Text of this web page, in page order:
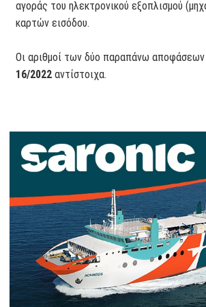
αγοράς του ηλεκτρονικού εξοπλισμού
καρτών εισόδου.
Οι αριθμοί των δύο παραπάνω αποφάσεων
16/2022 αντίστοιχα.